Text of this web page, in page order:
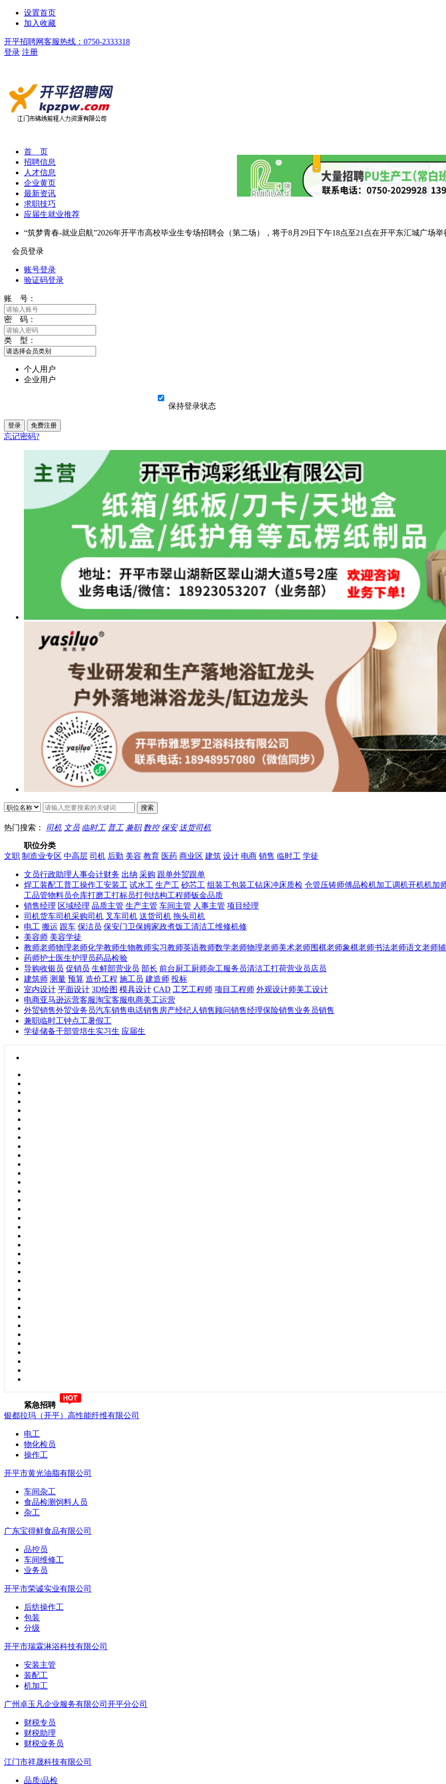
设置首页
加入收藏
开平招聘网客服热线：0750-2333318
登录 注册
首 页
招聘信息
人才信息
企业黄页
最新资讯
求职技巧
应届生就业推荐
“筑梦青春-就业启航”2026年开平市高校毕业生专场招聘会（第二场），将于8月29日下午18点至21点在开平东汇城广场
会员登录
账号登录
验证码登录
账 号：
密 码：
类 型：
个人用户
企业用户
保持登录状态
忘记密码?
热门搜索： 司机 文员 临时工 普工 兼职 数控 保安 送货司机
职位分类
文职 制造业专区 中高层 司机 后勤 美容 教育 医药 商业区 建筑 设计 电商 销售 临时工 学徒
文员行政助理 人事会计财务 出纳 采购 跟单外贸跟单
焊工装配工普工操作工安装工 试水工 生产工 砂芯工 组装工包装工钻床冲床质检 仓管压铸师傅品检机加工调机开机机加
工品管物料员仓库打磨工打标员打包结构工程师钣金品质
销售经理 区域经理 品质主管 生产主管 车间主管 人事主管 项目经理
司机货车司机采购司机 叉车司机 送货司机 拖头司机
电工 搬运 跟车 保洁员 保安门卫保姆家政煮饭工清洁工维修机修
美容师 美容学徒
教师老师物理老师化学教师生物教师实习教师英语教师数学老师物理老师美术老师围棋老师象棋老师书法老师语文老师
药师护士医生护理员药品检验
导购收银员 促销员 生鲜部营业员 部长 前台 厨工厨师杂工服务员清洁工打荷营业员店员
建筑师 测量 预算 造价工程 施工员 建造师 投标
室内设计 平面设计 3D绘图 模具设计 CAD 工艺工程师 项目工程师 外观设计师美工设计
电商亚马逊运营客服淘宝客服电商美工运营
外贸销售外贸业务员汽车销售电话销售 房产经纪人 销售顾问销售经理保险销售业务员销售
兼职临时工钟点工暑假工
学徒储备干部管培生实习生 应届生
紧急招聘
银都拉玛（开平）高性能纤维有限公司
电工
物化检员
操作工
开平市黄光油脂有限公司
车间杂工
食品检测饲料人员
杂工
广东宝得鲜食品有限公司
品控员
车间维修工
业务员
开平市荣诚实业有限公司
后纺操作工
包装
分级
开平市瑞霖淋浴科技有限公司
安装主管
装配工
机加工
广州卓玉凡企业服务有限公司开平分公司
财税专员
财税助理
财税业务员
江门市祥晟科技有限公司
品质/品检